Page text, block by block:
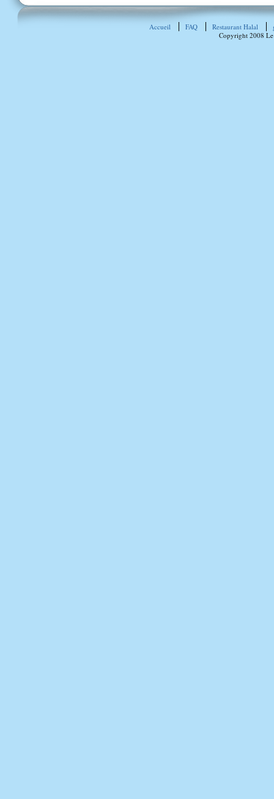
Accueil FAQ Restaurant Halal
Copyright 2008